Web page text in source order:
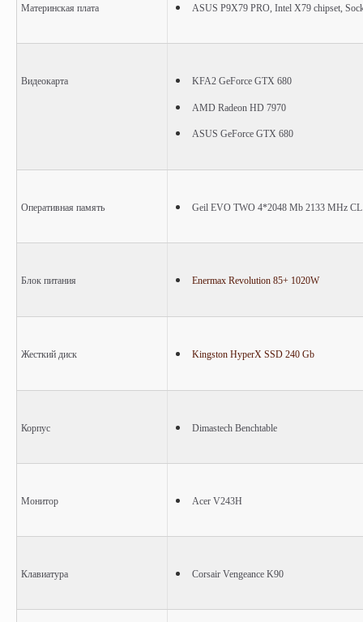
Материнская плата ASUS P9X79 PRO, Intel X79 chipset,
Видеокарта KFA2 GeForce GTX 680
AMD Radeon HD 7970
ASUS GeForce GTX 680
Оперативная память Geil EVO TWO 4*2048 Mb 2133 MHz
Блок питания Enermax Revolution 85+ 1020W
Жесткий диск Kingston HyperX SSD 240 Gb
Корпус Dimastech Benchtable
Монитор Acer V243H
Клавиатура Corsair Vengeance K90